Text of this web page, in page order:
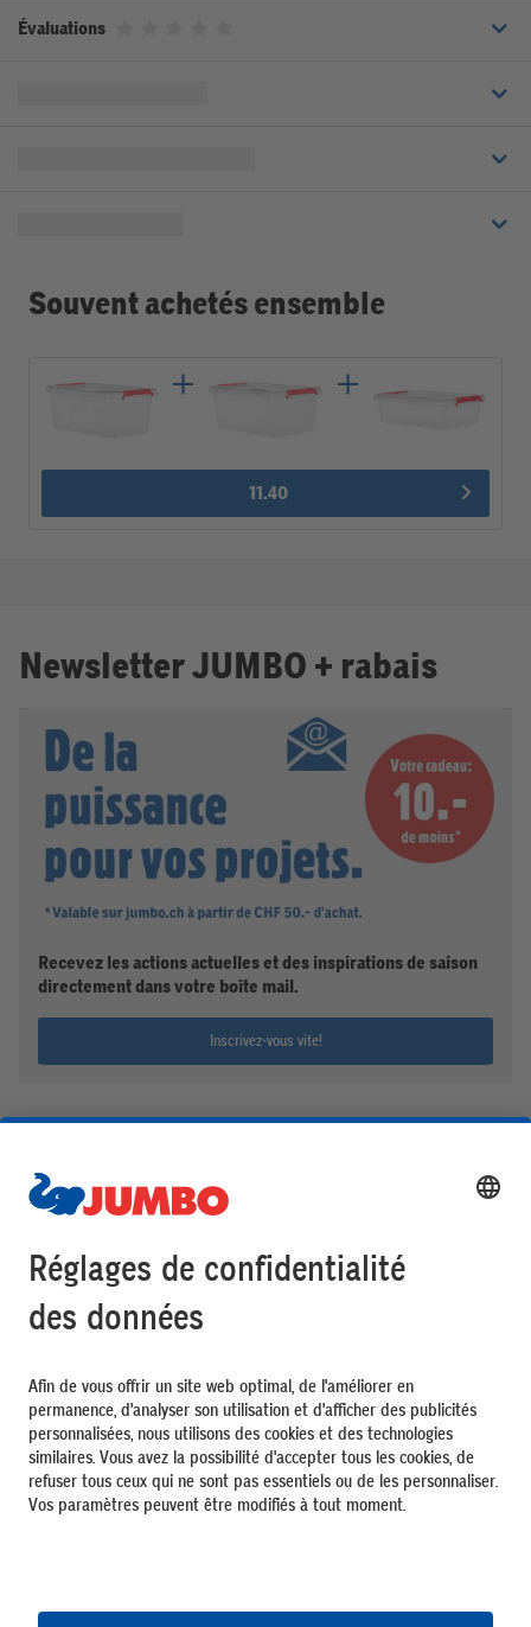
Évaluations
Souvent achetés ensemble
11.40
Newsletter JUMBO + rabais
Recevez les actions actuelles et des inspirations de saison
directement dans votre boîte mail.
Inscrivez-vous vite!
Achats
Top Services
L'univers JUMBO
Moyens de paiement
Nos avantages
Suivez-nous